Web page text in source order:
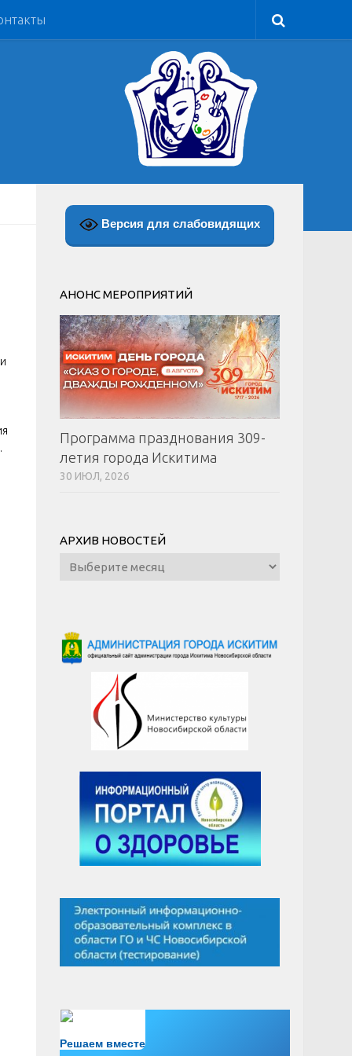
Версия для слабовидящих
АНОНС МЕРОПРИЯТИЙ
Программа празднования 309-
летия города Искитима
30 ИЮЛ, 2026
АРХИВ НОВОСТЕЙ
Архив
новостей
Решаем вместе